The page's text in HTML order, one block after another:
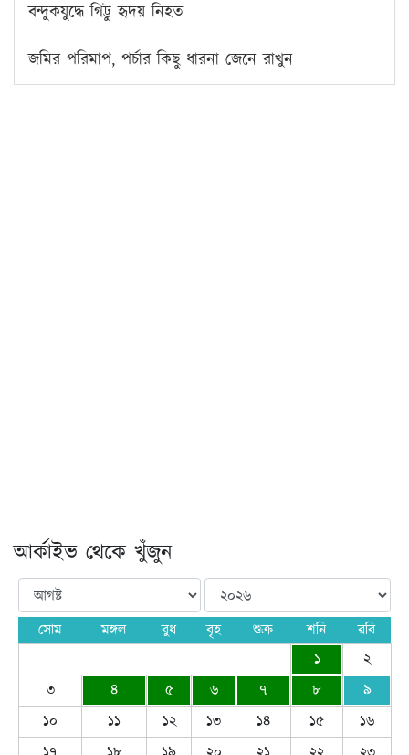
বন্দুকযুদ্ধে গিট্টু হৃদয় নিহত
জমির পরিমাপ, পর্চার কিছু ধারনা জেনে রাখুন
আর্কাইভ থেকে খুঁজুন
সোম মঙ্গল বুধ বৃহ শুক্র শনি
রবি
১
২
৩
৪ ৫ ৬ ৭ ৮
৯
১০
১১ ১২ ১৩ ১৪ ১৫
১৬